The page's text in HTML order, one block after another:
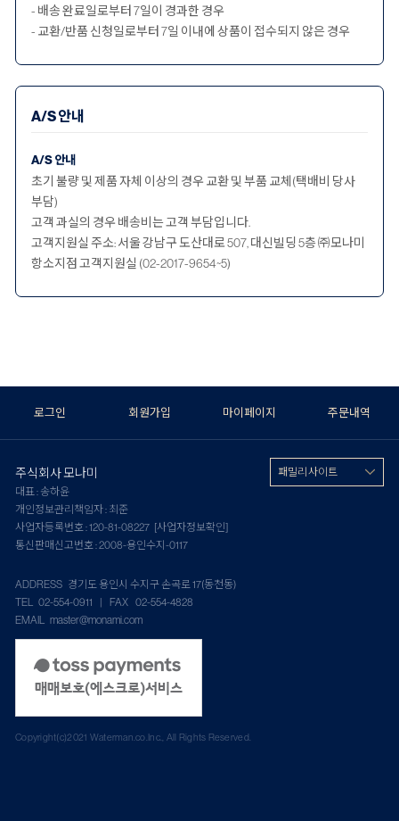
- 배송 완료일로부터 7일이 경과한 경우
- 교환/반품 신청일로부터 7일 이내에 상품이 접수되지 않은 경우
A/S 안내
A/S 안내
초기 불량 및 제품 자체 이상의 경우 교환 및 부품 교체(택배비 당사
부담)
고객 과실의 경우 배송비는 고객 부담입니다.
고객지원실 주소: 서울 강남구 도산대로 507, 대신빌딩 5층 ㈜모나미
항소지점 고객지원실 (02-2017-9654~5)
로그인 회원가입 마이페이지 주문내역
주식회사 모나미
대표 : 송하윤
개인정보관리책임자 : 최준
사업자등록번호 : 120-81-08227 [사업자정보확인]
통신판매신고번호 : 2008-용인수지-0117
ADDRESS 경기도 용인시 수지구 손곡로 17(동천동)
TEL 02-554-0911 | FAX 02-554-4828
EMAIL master@monami.com
패밀리 사이트
Copyright(c)2021 Waterman.co.Inc., All Rights Reserved.